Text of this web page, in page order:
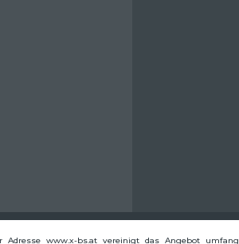
www.x-bs.at vereinigt das Angebot